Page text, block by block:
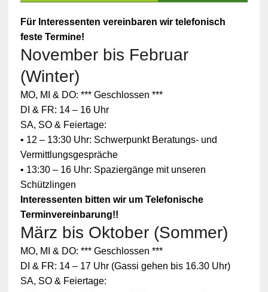
Für Interessenten vereinbaren wir telefonisch
feste Termine!
November bis Februar
(Winter)
MO, MI & DO: *** Geschlossen ***
DI & FR: 14 – 16 Uhr
SA, SO & Feiertage:
• 12 – 13:30 Uhr: Schwerpunkt Beratungs- und
Vermittlungsgespräche
• 13:30 – 16 Uhr: Spaziergänge mit unseren
Schützlingen
Interessenten bitten wir um Telefonische
Terminvereinbarung!!
März bis Oktober (Sommer)
MO, MI & DO: *** Geschlossen ***
DI & FR: 14 – 17 Uhr (Gassi gehen bis 16.30 Uhr)
SA, SO & Feiertage:
Zum
Schutz
Ihrer
persönlic
hen